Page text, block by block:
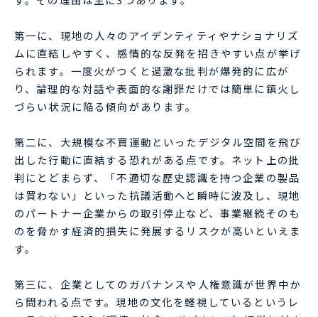
第一に、現地の人々のアイデンティティやナショナリズ
ムに直結しやすく、感情的な反発を招きやすい点が挙げ
られます。一度火がつくと過激な批判が爆発的に広が
り、論理的な対話や表面的な謝罪だけでは簡単に鎮火し
づらい状況に陥る傾向があります。
第二に、大規模な不買運動といったデジタル空間を飛び
出した行動に直結する恐れがある点です。ネット上の批
判にとどまらず、「不適切な歴史認識を持つ企業の製品
は買わない」といった抗議活動へと瞬時に波及し、現地
のパートナー企業からの取引停止など、事業継続そのも
のを脅かす経済的損失に発展するリスクが高いといえま
す。
第三に、企業としてのガバナンスや人権意識が世界中か
ら問われる点です。現地の文化を軽視しているというレ